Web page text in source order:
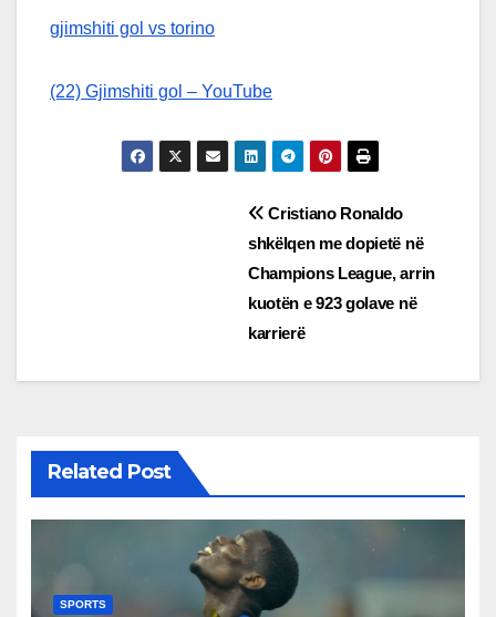
gjimshiti gol vs torino
(22) Gjimshiti gol – YouTube
Cristiano Ronaldo
shkëlqen me dopietë në
Champions League, arrin
kuotën e 923 golave në
karrierë
Related Post
SPORTS